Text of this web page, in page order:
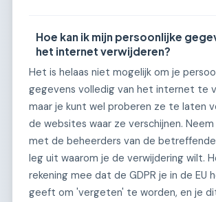
Hoe kan ik mijn persoonlijke
het internet verwijderen?
Het is helaas niet mogelijk om je
gegevens volledig van het internet te
maar je kunt wel proberen ze te laten
de websites waar ze verschijnen.
met de beheerders van de
leg uit waarom je de verwijdering wilt.
rekening mee dat de GDPR je in de EU
geeft om 'vergeten' te worden, en je